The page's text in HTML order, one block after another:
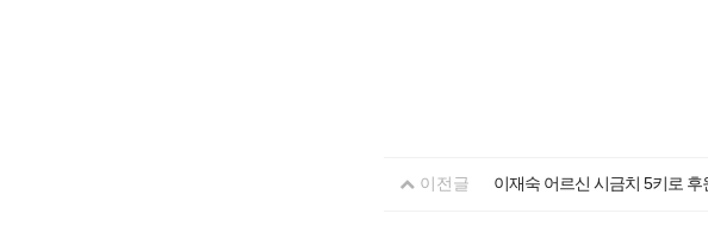
이전글 이재숙 어르신 시금치 5키로 후